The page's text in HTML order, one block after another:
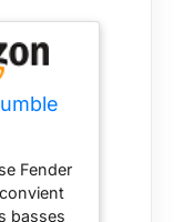
Fender
basses